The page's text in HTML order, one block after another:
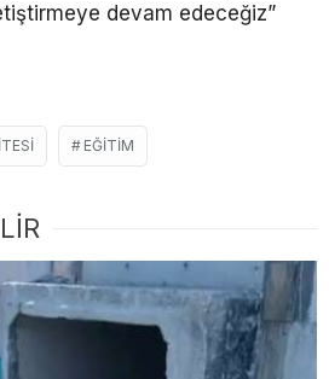
devam edeceğiz”
EĞITIM